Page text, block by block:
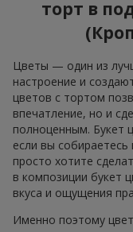
торт в
Цветы — один из
настроение и
цветов с тортом
впечатление, но и
полноценным. Букет
если вы собираетесь
просто хотите
в композиции букет
вкуса и ощущения
Именно поэтому